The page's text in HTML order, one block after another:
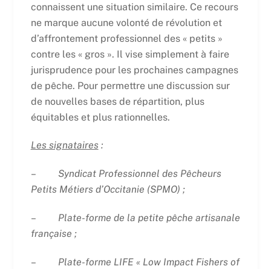
connaissent une situation similaire. Ce recours
ne marque aucune volonté de révolution et
d’affrontement professionnel des « petits »
contre les « gros ». Il vise simplement à faire
jurisprudence pour les prochaines campagnes
de pêche. Pour permettre une discussion sur
de nouvelles bases de répartition, plus
équitables et plus rationnelles.
Les signataires:
– Syndicat Professionnel des Pêcheurs
Petits Métiers d’Occitanie (SPMO) ;
– Plate-forme de la petite pêche artisanale
française ;
– Plate-forme LIFE « Low Impact Fishers of